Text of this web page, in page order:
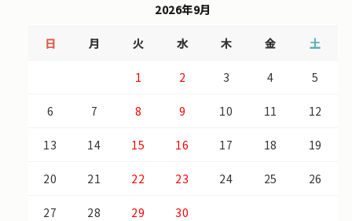
2026年9月
日 月 火 水 木 金 土
1 2 3 4 5
6 7 8 9 10 11 12
13 14 15 16 17 18 19
20 21 22 23 24 25 26
27 28 29 30